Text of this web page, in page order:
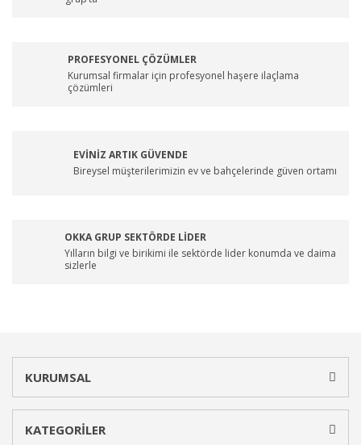
PROFESYONEL ÇÖZÜMLER
Kurumsal firmalar için profesyonel haşere ilaçlama
çözümleri
EVİNİZ ARTIK GÜVENDE
Bireysel müşterilerimizin ev ve bahçelerinde güven ortamı
OKKA GRUP SEKTÖRDE LİDER
Yılların bilgi ve birikimi ile sektörde lider konumda ve daima
sizlerle
KURUMSAL
KATEGORİLER